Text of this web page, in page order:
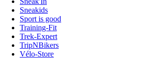
Sneakids
Sport is good
Training-Fit
Trek-Expert
TripNBikers
Vélo-Store